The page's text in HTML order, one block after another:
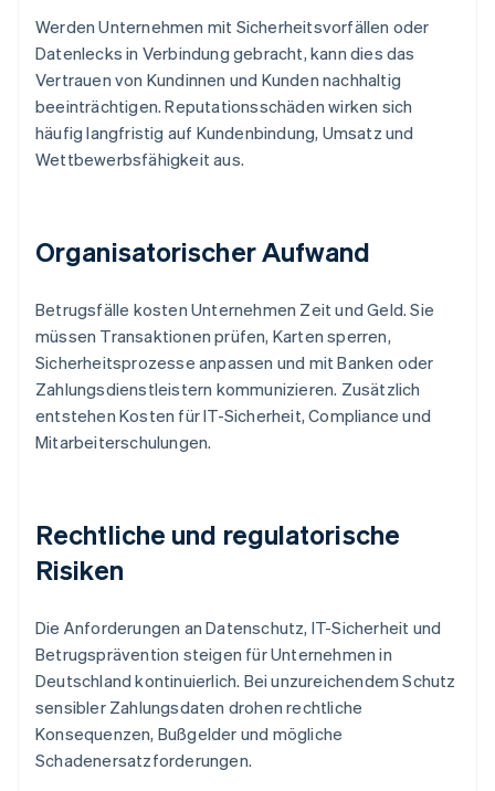
Werden Unternehmen mit Sicherheitsvorfällen oder
Datenlecks in Verbindung gebracht, kann dies das
Vertrauen von Kundinnen und Kunden nachhaltig
beeinträchtigen. Reputationsschäden wirken sich
häufig langfristig auf Kundenbindung, Umsatz und
Wettbewerbsfähigkeit aus.
Organisatorischer Aufwand
Betrugsfälle kosten Unternehmen Zeit und Geld. Sie
müssen Transaktionen prüfen, Karten sperren,
Sicherheitsprozesse anpassen und mit Banken oder
Zahlungsdienstleistern kommunizieren. Zusätzlich
entstehen Kosten für IT-Sicherheit, Compliance und
Mitarbeiterschulungen.
Rechtliche und regulatorische
Risiken
Die Anforderungen an Datenschutz, IT-Sicherheit und
Betrugsprävention steigen für Unternehmen in
Deutschland kontinuierlich. Bei unzureichendem Schutz
sensibler Zahlungsdaten drohen rechtliche
Konsequenzen, Bußgelder und mögliche
Schadenersatzforderungen.